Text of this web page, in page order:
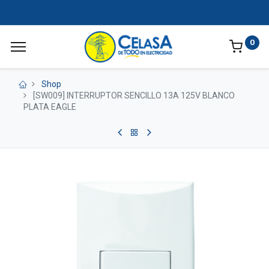
0
Shop
[SW009] INTERRUPTOR SENCILLO 13A 125V BLANCO
PLATA EAGLE